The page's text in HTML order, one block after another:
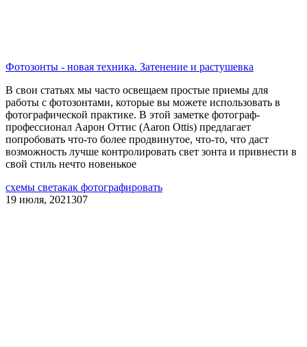
Фотозонты - новая техника. Затенение и растушевка
В свои статьях мы часто освещаем простые приемы для
работы с фотозонтами, которые вы можете использовать в
фотографической практике. В этой заметке фотограф-
профессионал Аарон Оттис (Aaron Ottis) предлагает
попробовать что-то более продвинутое, что-то, что даст
возможность лучше контролировать свет зонта и привнести в
свой стиль нечто новенькое
схемы светакак фотографировать
19 июля, 2021307